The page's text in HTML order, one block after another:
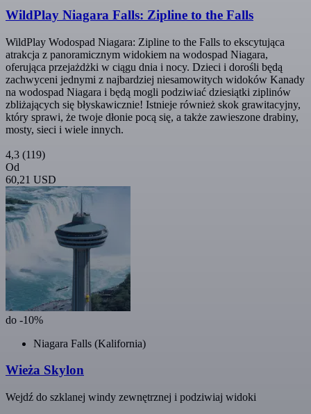
WildPlay Niagara Falls: Zipline to the Falls
WildPlay Wodospad Niagara: Zipline to the Falls to ekscytująca
atrakcja z panoramicznym widokiem na wodospad Niagara,
oferująca przejażdżki w ciągu dnia i nocy. Dzieci i dorośli będą
zachwyceni jednymi z najbardziej niesamowitych widoków Kanady
na wodospad Niagara i będą mogli podziwiać dziesiątki ziplinów
zbliżających się błyskawicznie! Istnieje również skok grawitacyjny,
który sprawi, że twoje dłonie pocą się, a także zawieszone drabiny,
mosty, sieci i wiele innych.
4,3 (119)
Od
60,21 USD
do -10%
Niagara Falls (Kalifornia)
Wieża Skylon
Wejdź do szklanej windy zewnętrznej i podziwiaj widoki